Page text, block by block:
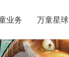
业务 万童星球